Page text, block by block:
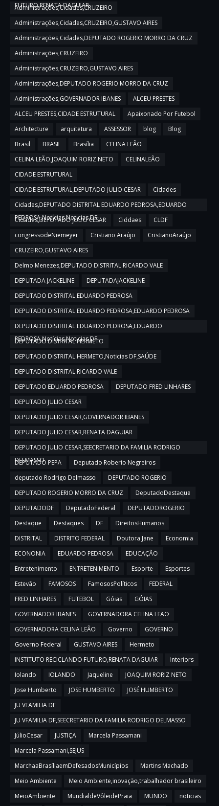
FUTURO,RENATA DAGUIAR
Administrações,Cidades,CRUZEIRO
Administrações,Cidades,CRUZEIRO,GUSTAVO AIRES
Administrações,Cidades,DEPUTADO ROGERIO MORRO DA CRUZ
Administrações,CRUZEIRO
Administrações,CRUZEIRO,GUSTAVO AIRES
Administrações,DEPUTADO ROGERIO MORRO DA CRUZ
Administrações,GOVERNADOR IBANES
ALCEU PRESTES
ALCEU PRESTES,CIDADE ESTRUTURAL
Apaixonado Por Futebol
Architecture
arquitetura ASSESSOR blog
Blog
Brasil
BRASIL Brasília
CELINA LEÃO
CELINA LEÃO,JOAQUIM RORIZ NETO
CELINALEÃO
CIDADE ESTRUTURAL
CIDADE ESTRUTURAL,DEPUTADO JULIO CESAR
Cidades
Cidades,DEPUTADO DISTRITAL EDUARDO PEDROSA,EDUARDO
PEDROSA,Notícias,Noticias DF
Cidades,DEPUTADO JULIO CESAR Ciddaes
CLDF
congressodeNiemeyer
Cristiano Araújo
CristianoAraújo
CRUZEIRO,GUSTAVO AIRES
Delmo Menezes,DEPUTADO DISTRITAL RICARDO VALE
DEPUTADA JACKELINE
DEPUTADAJACKELINE
DEPUTADO DISTRITAL EDUARDO PEDROSA
DEPUTADO DISTRITAL EDUARDO PEDROSA,EDUARDO PEDROSA
DEPUTADO DISTRITAL EDUARDO PEDROSA,EDUARDO
PEDROSA,Notícias,Noticias DF
DEPUTADO DISTRITAL HERMETO
DEPUTADO DISTRITAL HERMETO,Noticias DF,SAÚDE
DEPUTADO DISTRITAL RICARDO VALE
DEPUTADO EDUARDO PEDROSA
DEPUTADO FRED LINHARES
DEPUTADO JULIO CESAR
DEPUTADO JULIO CESAR,GOVERNADOR IBANES
DEPUTADO JULIO CESAR,RENATA DAGUIAR
DEPUTADO JULIO CESAR,SEECRETARIO DA FAMILIA RODRIGO
DELMASSO
DEPUTADO PEPA
Deputado Roberio Negreiros
deputado Rodrigo Delmasso
DEPUTADO ROGERIO
DEPUTADO ROGERIO MORRO DA CRUZ
DeputadoDestaque
DEPUTADODF
DeputadoFederal
DEPUTADOROGERIO
Destaque
Destaques DF
DireitosHumanos
DISTRITAL
DISTRITO FEDERAL Doutora Jane
Economia
ECONONIA
EDUARDO PEDROSA
EDUCAÇÃO
Entretenimento
ENTRETENIMENTO Esporte
Esportes
Estevão
FAMOSOS FamososPolíticos
FEDERAL
FRED LINHARES
FUTEBOL Góias
GÓIAS
GOVERNADOR IBANES
GOVERNADORA CELINA LEAO
GOVERNADORA CELINA LEÃO
Governo
GOVERNO
Governo Federal
GUSTAVO AIRES
Hermeto
INSTITUTO RECICLANDO FUTURO,RENATA DAGUIAR
Interiors
Iolando
IOLANDO Jaqueline
JOAQUIM RORIZ NETO
Jose Humberto
JOSE HUMBERTO
JOSÉ HUMBERTO
JU VFAMILIA DF
JU VFAMILIA DF,SEECRETARIO DA FAMILIA RODRIGO DELMASSO
JúlioCesar
JUSTIÇA
Marcela Passamani
Marcela Passamani,SEJUS
MarchaaBrasíliaemDefesadosMunicípios
Martins Machado
Meio Ambiente
Meio Ambiente,inovação,trabalhador brasileiro
MeioAmbiente
MundialdeVôleidePraia MUNDO
noticias